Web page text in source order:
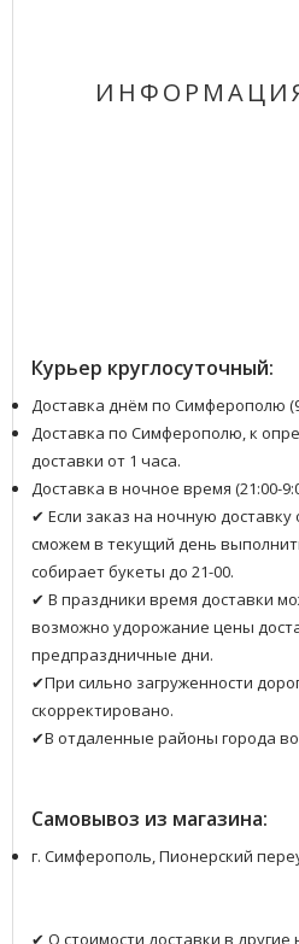
Курьер круглосуточный:
Доставка днём по Симферополю
Доставка по Симферополю, к
доставки от 1 часа.
Доставка в ночное время (21:00-
✔ Если заказ на ночную
сможем в текущий день
собирает букеты до 21-00.
✔ В праздники время доставки
возможно удорожание цены
предпраздничные дни.
✔При сильно загруженности
скорректировано.
✔В отдаленные районы города
Самовывоз из магазина:
г. Симферополь, Пионерский
✔ О стоимости доставки в